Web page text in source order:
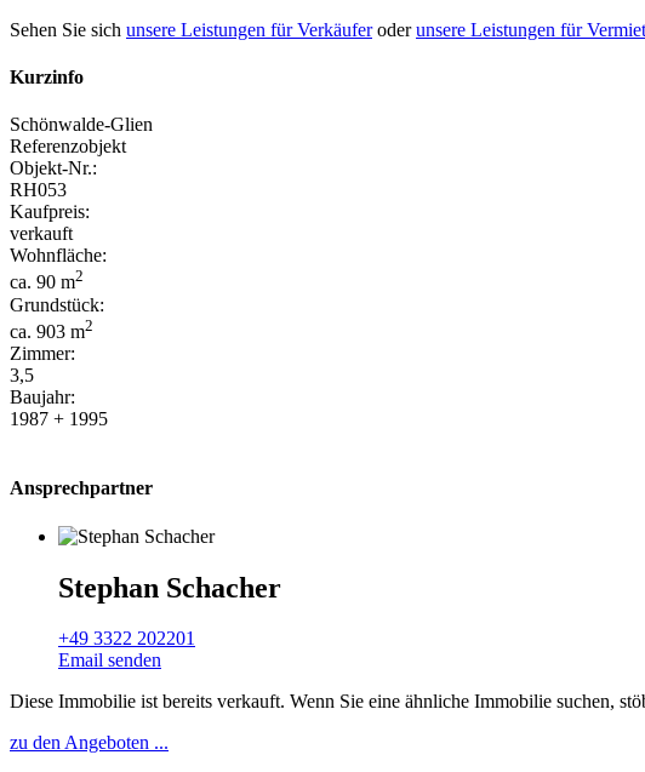
Sehen Sie sich unsere Leistungen für Verkäuferoderunsere Leistungen für
Kurzinfo
Schönwalde-Glien
Referenzobjekt
Objekt-Nr.:
RH053
Kaufpreis:
verkauft
Wohnfläche:
ca. 90 m2
Grundstück:
ca. 903 m2
Zimmer:
3,5
Baujahr:
1987 + 1995
Ansprechpartner
Stephan Schacher
+49 3322 202201
Email senden
Diese Immobilie ist bereits verkauft. Wenn Sie eine ähnliche Immobilie suchen,
zu den Angeboten ...